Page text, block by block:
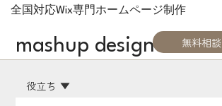
mashup design
全国対応Wix専門ホームページ制作
無料相談
役立ち